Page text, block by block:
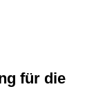
für die